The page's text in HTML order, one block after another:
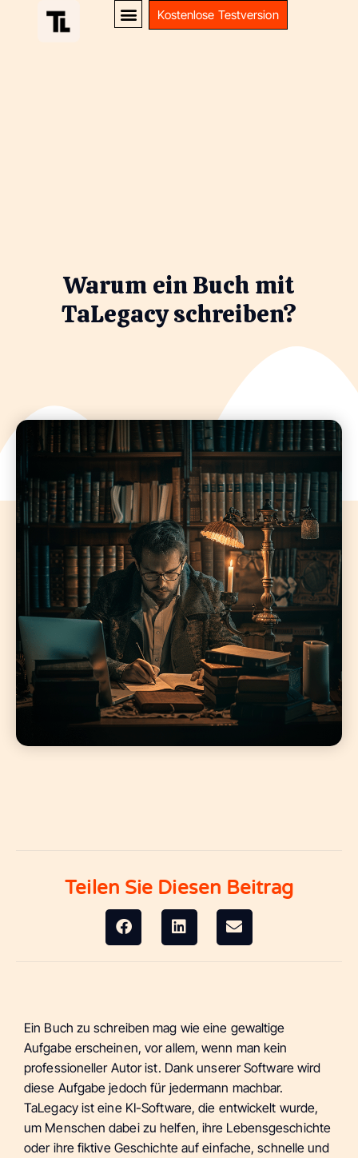
Kostenlose Testversion
Warum ein Buch mit
TaLegacy schreiben?
Teilen Sie Diesen Beitrag
Ein Buch zu schreiben mag wie eine gewaltige
Aufgabe erscheinen, vor allem, wenn man kein
professioneller Autor ist. Dank unserer Software wird
diese Aufgabe jedoch für jedermann machbar.
TaLegacy ist eine KI-Software, die entwickelt wurde,
um Menschen dabei zu helfen, ihre Lebensgeschichte
oder ihre fiktive Geschichte auf einfache, schnelle und